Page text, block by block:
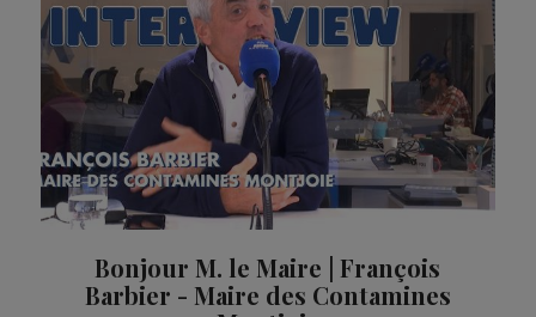
Bonjour M. le Maire | François
Barbier - Maire des Contamines